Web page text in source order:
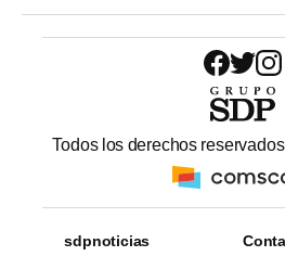
Todos los derechos
sdpnoticias